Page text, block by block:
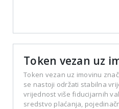
Token vezan uz
Token vezan uz imovinu
se nastoji održati stabilna
vrijednost više fiducijarnih
sredstvo plaćanja,